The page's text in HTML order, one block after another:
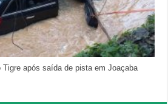
Tigre após saída de pista em Joaçaba